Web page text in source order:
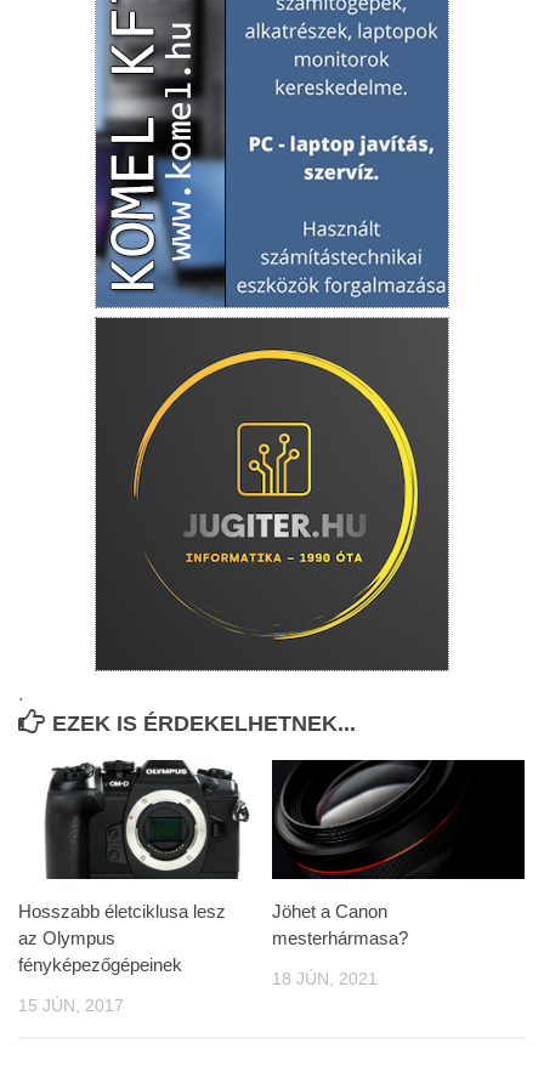
.
EZEK IS ÉRDEKELHETNEK...
Hosszabb életciklusa lesz
az Olympus
fényképezőgépeinek
15 JÚN, 2017
Jöhet a Canon
mesterhármasa?
18 JÚN, 2021